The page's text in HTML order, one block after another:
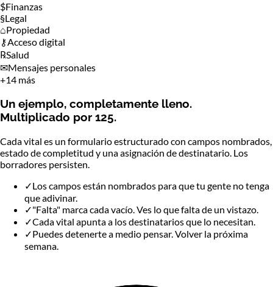
$Finanzas
§Legal
⌂Propiedad
⚷Acceso digital
℞Salud
✉Mensajes personales
+14 más
Un ejemplo, completamente lleno.
Multiplicado por 125.
Cada vital es un formulario estructurado con campos nombrados,
estado de completitud y una asignación de destinatario. Los
borradores persisten.
✓Los campos están nombrados para que tu gente no tenga
que adivinar.
✓"Falta" marca cada vacío. Ves lo que falta de un vistazo.
✓Cada vital apunta a los destinatarios que lo necesitan.
✓Puedes detenerte a medio pensar. Volver la próxima
semana.